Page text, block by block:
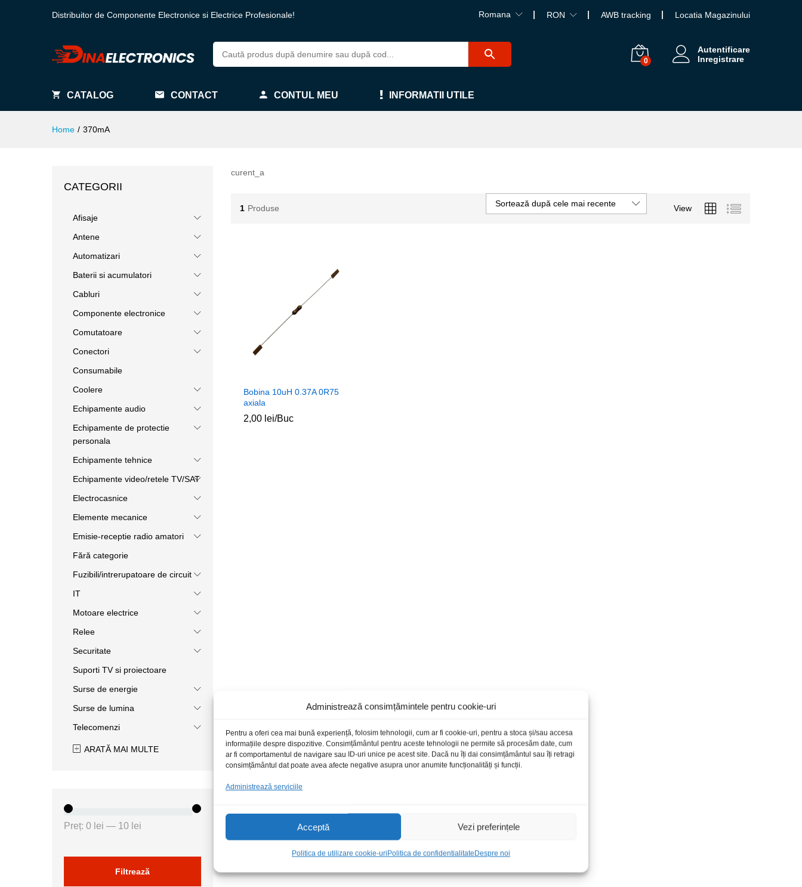
Administrează consimțămintele pentru cookie-uri
Pentru a oferi cea mai bună experiență, folosim tehnologii, cum ar fi cookie-uri, pentru a stoca și/sau accesa
informațiile despre dispozitive. Consimțământul pentru aceste tehnologii ne permite să procesăm date, cum
ar fi comportamentul de navigare sau ID-uri unice pe acest site. Dacă nu îți dai consimțământul sau îți retragi
consimțământul dat poate avea afecte negative asupra unor anumite funcționalități și funcții.
Administrează serviciile
Acceptă Vezi preferințele
Politica de utilizare cookie-uriPolitica de confidentialitateDespre noi
Distribuitor de Componente Electronice si Electrice Profesionale! Romana RON AWB tracking Locatia Magazinului
0
Autentificare
Inregistrare
CATALOG CONTACT CONTUL MEU INFORMATII UTILE
Home / 370mA
curent_a
1 Produse View
Sortează după cele mai recente
Bobina 10uH 0.37A 0R75
axiala
2,00 lei/Buc
2,00 lei
CATEGORII
Afisaje
Antene
Automatizari
Baterii si acumulatori
Cabluri
Componente electronice
Comutatoare
Conectori
Consumabile
Coolere
Echipamente audio
Echipamente de protectie
personala
Echipamente tehnice
Echipamente video/retele TV/SAT
Electrocasnice
Elemente mecanice
Emisie-receptie radio amatori
Fără categorie
Fuzibili/intrerupatoare de circuit
IT
Motoare electrice
Relee
Securitate
Suporti TV si proiectoare
Surse de energie
Surse de lumina
Telecomenzi
ARATĂ MAI MULTE
Filtrează
Preț: 0 lei — 10 lei